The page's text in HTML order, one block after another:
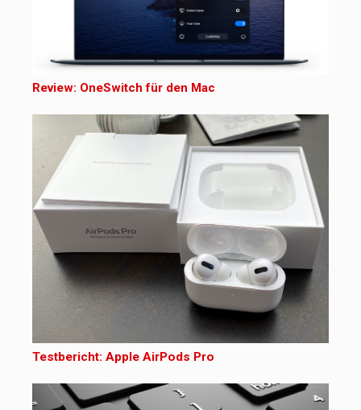
Review: OneSwitch für den Mac
Testbericht: Apple AirPods Pro